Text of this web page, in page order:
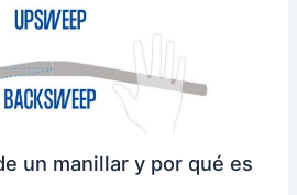
un manillar y por qué es